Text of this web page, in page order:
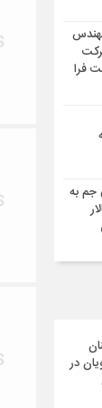
فرا
جم به
در